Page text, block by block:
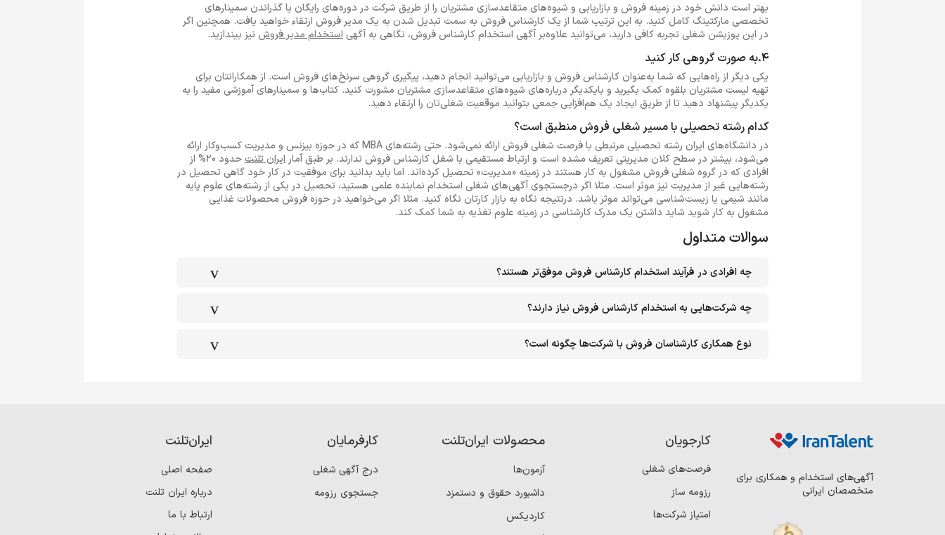
بهتر است دانش خود در زمینه فروش و بازاریابی و شیوه‌های متقاعدسازی مشتریان را از طریق شرکت در دوره‌های رایگان یا گذراندن سمینارهای
تخصصی مارکتینگ کامل کنید. به این ترتیب شما از یک کارشناس فروش به سمت تبدیل شدن به یک مدیر فروش ارتقاء خواهید یافت. همچنین اگر
در این پوزیشن شغلی تجربه کافی دارید، می‌توانید علاوه‌بر آگهی استخدام کارشناس فروش، نگاهی به آگهی استخدام مدیر فروش نیز بیندازید.
4.به صورت گروهی کار کنید
یکی دیگر از راه‌هایی که شما به‌عنوان کارشناس فروش و بازاریابی می‌توانید انجام دهید، پیگیری گروهی سرنخ‌های فروش است. از همکارانتان برای
تهیه لیست مشتریان بلقوه کمک بگیرید و بایکدیگر درباره‌های شیوه‌های متقاعدسازی مشتریان مشورت کنید. کتاب‌ها و سمینارهای آموزشی مفید را به
یکدیگر پیشنهاد دهید تا از طریق ایجاد یک هم‌افزایی جمعی بتوانید موقعیت شغلی‌تان را ارتقاء دهید.
کدام رشته تحصیلی با مسیر شغلی فروش منطبق است؟
در دانشگاه‌های ایران رشته تحصیلی مرتبطی با فرصت شغلی فروش ارائه نمی‌شود. حتی رشته‌های MBA که در حوزه بیزنس و مدیریت کسب‌وکار ارائه
می‌شود، بیشتر در سطح کلان مدیریتی تعریف مشده است و ارتباط مستقیمی با شغل کارشناس فروش ندارند. بر طبق آمار ایران تلنت
حدود 20% از
افرادی که در گروه شغلی فروش مشغول به کار هستند در زمینه «مدیریت» تحصیل کرده‌اند. اما باید بدانید برای موفقیت در کار خود گاهی تحصیل در
رشته‌هایی غیر از مدیریت نیز موثر است. مثلا اگر درجستجوی آگهی‌های شغلی استخدام نماینده علمی هستید، تحصیل در یکی از رشته‌های علوم پایه
مانند شیمی یا زیست‌شناسی می‌تواند موثر باشد. درنتیجه نگاه به بازار کارتان نگاه کنید. مثلا اگر می‌خواهید در حوزه فروش محصولات غذایی
مشغول به کار شوید شاید داشتن یک مدرک کارشناسی در زمینه علوم تغذیه به شما کمک کند.
سوالات متداول
چه افرادی در فرآیند استخدام کارشناس فروش موفق‌تر هستند؟
چه شرکت‌هایی به استخدام کارشناس فروش نیاز دارند؟
نوع همکاری کارشناسان فروش با شرکت‌ها چگونه است؟
آگهی‌های استخدام و همکاری برای
متخصصان ایرانی
کارجویان
فرصت‌های شغلی
رزومه ساز
امتیاز شرکت‌ها
محصولات ایران‌تلنت
آزمون‌ها
داشبورد حقوق و دستمزد
کاردیکس
کارفرمایان
درج آگهی شغلی
جستجوی رزومه
ایران‌تلنت
صفحه اصلی
درباره ایران تلنت
ارتباط با ما